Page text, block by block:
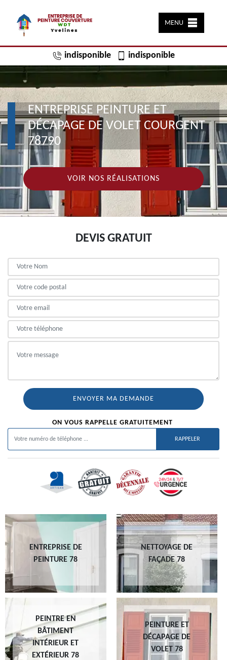
MENU
indisponible indisponible
ENTREPRISE PEINTURE ET
DÉCAPAGE DE VOLET COURGENT
78790
VOIR NOS RÉALISATIONS
DEVIS GRATUIT
ON VOUS RAPPELLE GRATUITEMENT
ENTREPRISE DE
PEINTURE 78
NETTOYAGE DE
FAÇADE 78
PEINTRE EN
BÂTIMENT
INTÉRIEUR ET
EXTÉRIEUR 78
PEINTURE ET
DÉCAPAGE DE
VOLET 78